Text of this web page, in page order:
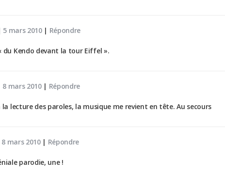
5 mars 2010| Répondre
du Kendo devant la tour Eiffel ».
8 mars 2010| Répondre
la lecture des paroles, la musique me revient en tête. Au secours
8 mars 2010| Répondre
parodie, une !